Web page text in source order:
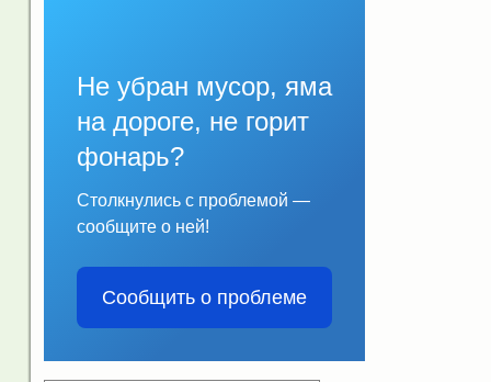
Не убран мусор, яма
на дороге, не горит
фонарь?
Столкнулись с проблемой —
сообщите о ней!
Сообщить о проблеме